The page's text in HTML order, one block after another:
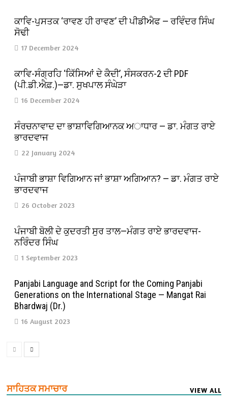
ਕਾਵਿ-ਪੁਸਤਕ ‘ਰਾਵਣ ਹੀ ਰਾਵਣ’ ਦੀ ਪੀਡੀਐਫ — ਰਵਿੰਦਰ ਸਿੰਘ
ਸੋਢੀ
17 December 2024
ਕਾਵਿ-ਸੰਗ੍ਰਹਿ ‘ਕਿੱਸਿਆਂ ਦੇ ਕੈਦੀ’, ਸੰਸਕਰਨ-2 ਦੀ PDF
(ਪੀ.ਡੀ.ਐਫ਼.)—ਡਾ. ਸੁਖਪਾਲ ਸੰਘੇੜਾ
16 December 2024
ਸੰਰਚਨਾਵਾਦ ਦਾ ਭਾਸ਼ਾਵਿਗਿਆਨਕ ਅਾਧਾਰ — ਡਾ. ਮੰਗਤ ਰਾਏ
ਭਾਰਦਵਾਜ
22 January 2024
ਪੰਜਾਬੀ ਭਾਸ਼ਾ ਵਿਗਿਆਨ ਜਾਂ ਭਾਸ਼ਾ ਅਗਿਆਨ? — ਡਾ. ਮੰਗਤ ਰਾਏ
ਭਾਰਦਵਾਜ
26 October 2023
ਪੰਜਾਬੀ ਬੋਲੀ ਦੇ ਕੁਦਰਤੀ ਸੁਰ ਤਾਲ—ਮੰਗਤ ਰਾਏ ਭਾਰਦਵਾਜ-
ਨਰਿੰਦਰ ਸਿੰਘ
1 September 2023
Panjabi Language and Script for the Coming Panjabi
Generations on the International Stage — Mangat Rai
Bhardwaj (Dr.)
16 August 2023
ਸਾਹਿਤਕ ਸਮਾਚਾਰ VIEW ALL